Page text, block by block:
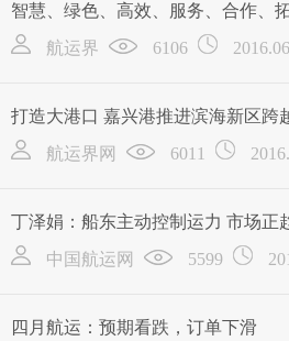
智慧、绿色、高效、服务、合作、
航运界
6106
打造大港口 嘉兴港推进滨海新区跨
航运界网
6011
丁泽娟：船东主动控制运力 市场正
中国航运网
5599
四月航运：预期看跌，订单下滑